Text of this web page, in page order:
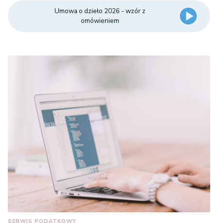
Umowa o dzieło 2026 - wzór z
omówieniem
SERWIS PODATKOWY